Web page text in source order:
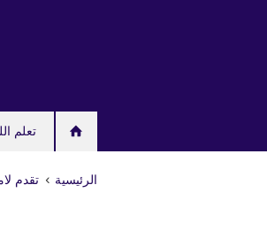
تعلم
الرئيسية تقدم